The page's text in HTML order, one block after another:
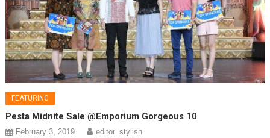
FEATURING
Pesta Midnite Sale @Emporium Gorgeous 10
February 3, 2019 editor_stylish